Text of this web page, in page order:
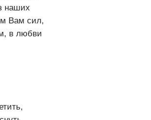
наших
Вам сил,
в любви